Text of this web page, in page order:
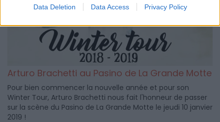
Data Deletion Data Access Privacy Policy
Arturo Brachetti au Pasino de La Grande Motte
Pour bien commencer la nouvelle année et pour son
Winter Tour, Arturo Brachetti nous fait l'honneur de passer
sur la scène du Pasino de La Grande Motte le jeudi 10 janvier
2019 !